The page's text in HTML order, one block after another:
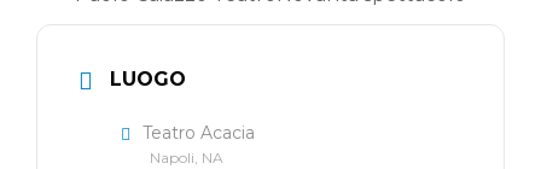
LUOGO
Teatro Acacia
Napoli, NA